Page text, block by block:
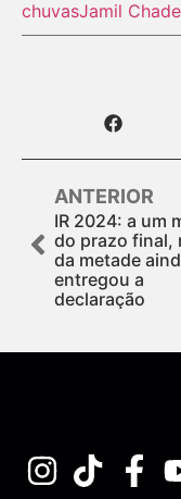
chuvasJamil Chade
ANTERIOR
IR 2024: a um
do prazo final,
da metade
entregou a
declaração